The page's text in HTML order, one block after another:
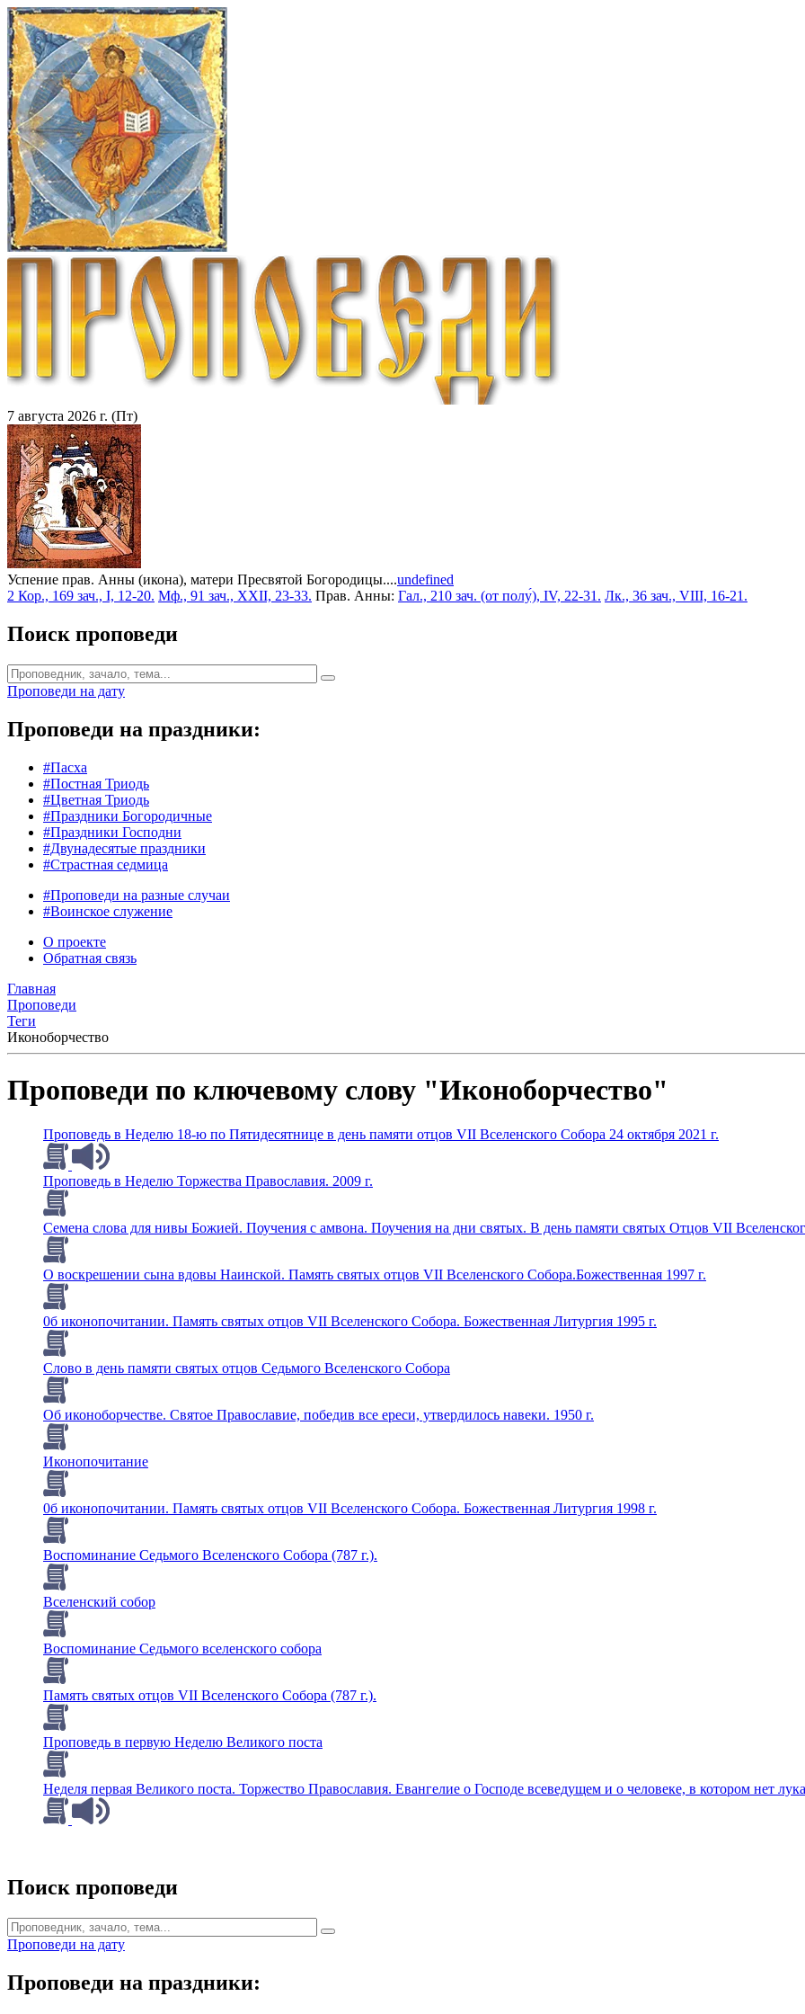
7 августа 2026 г. (Пт)
Успение прав. Анны (икона), матери Пресвятой Богородицы....undefined
2 Кор., 169 зач., I, 12-20. Мф., 91 зач., XXII, 23-33. Прав. Анны: Гал., 210 зач. (от полу́), IV, 22-31. Лк., 36 зач., VIII, 16-21.
Поиск проповеди
Проповеди на дату
Проповеди на праздники:
#Пасха
#Постная Триодь
#Цветная Триодь
#Праздники Богородичные
#Праздники Господни
#Двунадесятые праздники
#Страстная седмица
#Проповеди на разные случаи
#Воинское служение
О проекте
Обратная связь
Главная
Проповеди
Теги
Иконоборчество
Проповеди по ключевому слову "Иконоборчество"
Проповедь в Неделю 18-ю по Пятидесятнице в день памяти отцов VII Вселенского Собора 24 октября 2021 г.
Проповедь в Неделю Торжества Православия. 2009 г.
Семена слова для нивы Божией. Поучения с амвона. Поучения на дни святых. В день памяти святых Отцов VII
О воскрешении сына вдовы Наинской. Память святых отцов VII Вcеленского Собора.Божественная 1997 г.
0б иконопочитании. Память святых отцов VII Вселенского Собора. Божественная Литургия 1995 г.
Слово в день памяти святых отцов Седьмого Вселенского Собора
Об иконоборчестве. Святое Православие, победив все ереси, утвердилось навеки. 1950 г.
Иконопочитание
0б иконопочитании. Память святых отцов VII Вселенского Собора. Божественная Литургия 1998 г.
Воспоминание Седьмого Вселенского Собора (787 г.).
Вселенский собор
Воспоминание Седьмого вселенского собора
Память святых отцов VII Вселенского Собора (787 г.).
Проповедь в первую Неделю Великого поста
Неделя первая Великого поста. Торжество Православия. Евангелие о Господе всеведущем и о человеке, в котором нет
Поиск проповеди
Проповеди на дату
Проповеди на праздники: